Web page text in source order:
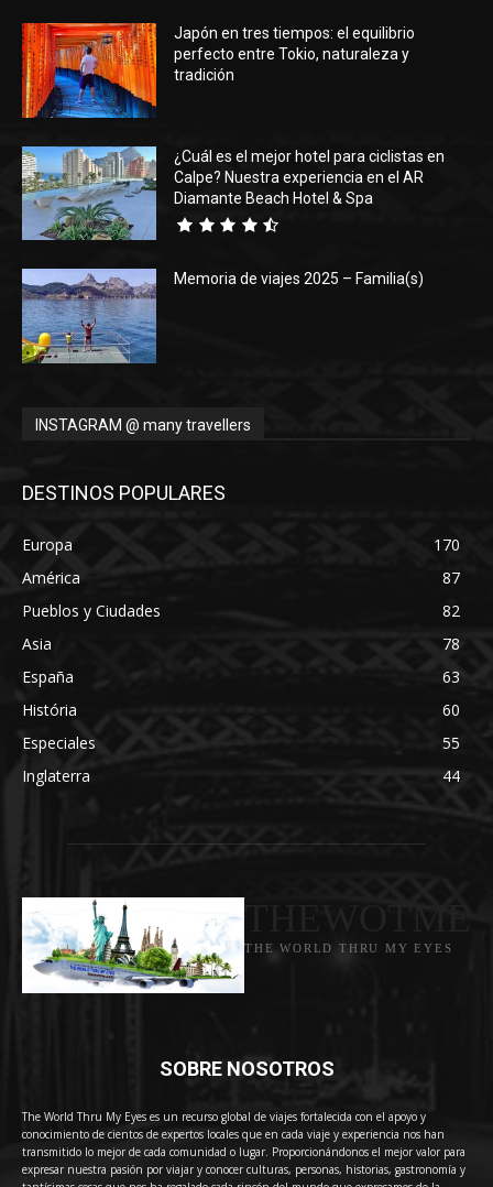
Japón en tres tiempos: el equilibrio
perfecto entre Tokio, naturaleza y
tradición
¿Cuál es el mejor hotel para ciclistas en
Calpe? Nuestra experiencia en el AR
Diamante Beach Hotel & Spa
Memoria de viajes 2025 – Familia(s)
INSTAGRAM @ many travellers
DESTINOS POPULARES
Europa
170
América
87
Pueblos y Ciudades
82
Asia
78
España
63
História
60
Especiales
55
Inglaterra
44
THE WORLD THRU MY EYES
SOBRE NOSOTROS
The World Thru My Eyes es un recurso global de viajes fortalecida con el apoyo y
conocimiento de cientos de expertos locales que en cada viaje y experiencia nos han
transmitido lo mejor de cada comunidad o lugar. Proporcionándonos el mejor valor para
expresar nuestra pasión por viajar y conocer culturas, personas, historias, gastronomía y